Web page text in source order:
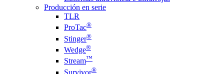
Producción en serie
TLR
ProTac®
Stinger®
Wedge®
Stream™
Survivor®